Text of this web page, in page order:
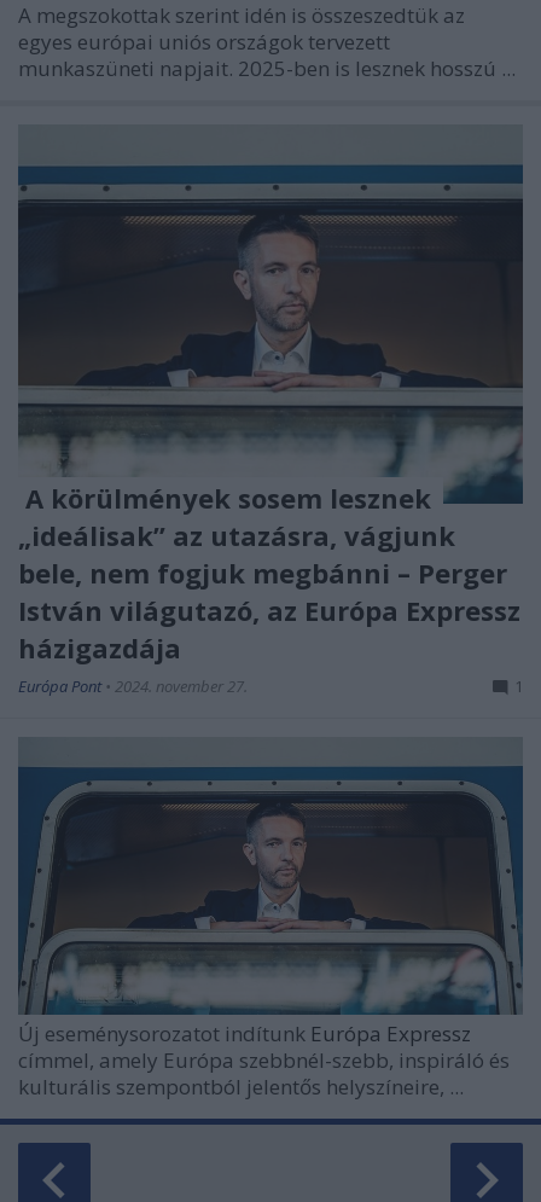
A megszokottak szerint idén is összeszedtük az
egyes európai uniós országok tervezett
munkaszüneti napjait. 2025-ben is lesznek hosszú ...
A körülmények sosem lesznek
„ideálisak” az utazásra, vágjunk
bele, nem fogjuk megbánni – Perger
István világutazó, az Európa Expressz
házigazdája
Európa Pont • 2024. november 27. 1
Új eseménysorozatot indítunk Európa Expressz
címmel, amely Európa szebbnél-szebb, inspiráló és
kulturális szempontból jelentős helyszíneire, ...